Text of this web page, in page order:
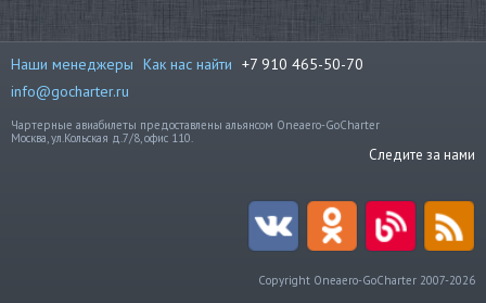
Наши менеджеры Как нас найти +7 910 465-50-70
info@gocharter.ru
Чартерные авиабилеты предоставлены альянсом Oneaero-GoCharter
Москва, ул.Кольская д.7/8, офис 110.
Следите за нами
Copyright Oneaero-GoCharter 2007-2026